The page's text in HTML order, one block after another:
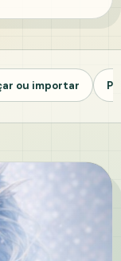
ou importar